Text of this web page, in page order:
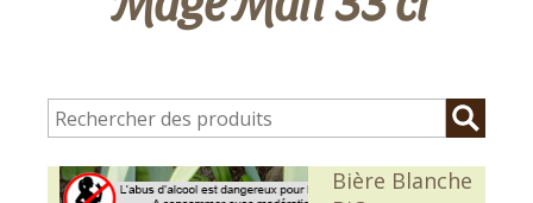
Bière Blanche